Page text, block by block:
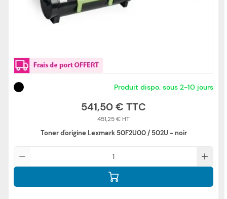
Produit dispo. sous 2-10 jours
541,50 €
451,25 €
Toner d'origine Lexmark 50F2U00 / 502U - noir